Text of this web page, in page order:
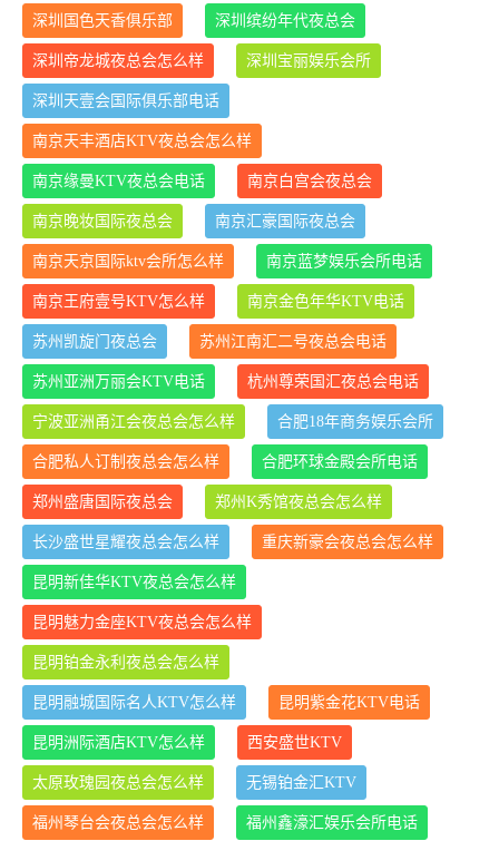
深圳国色天香俱乐部 深圳缤纷年代夜总会
深圳帝龙城夜总会怎么样 深圳宝丽娱乐会所
深圳天壹会国际俱乐部电话
南京天丰酒店KTV夜总会怎么样
南京缘曼KTV夜总会电话 南京白宫会夜总会
南京晚妆国际夜总会 南京汇豪国际夜总会
南京天京国际ktv会所怎么样 南京蓝梦娱乐会所电话
南京王府壹号KTV怎么样 南京金色年华KTV电话
苏州凯旋门夜总会 苏州江南汇二号夜总会电话
苏州亚洲万丽会KTV电话 杭州尊荣国汇夜总会电话
宁波亚洲甬江会夜总会怎么样 合肥18年商务娱乐会所
合肥私人订制夜总会怎么样 合肥环球金殿会所电话
郑州盛唐国际夜总会 郑州K秀馆夜总会怎么样
长沙盛世星耀夜总会怎么样 重庆新豪会夜总会怎么样
昆明新佳华KTV夜总会怎么样
昆明魅力金座KTV夜总会怎么样
昆明铂金永利夜总会怎么样
昆明融城国际名人KTV怎么样 昆明紫金花KTV电话
昆明洲际酒店KTV怎么样 西安盛世KTV
太原玫瑰园夜总会怎么样 无锡铂金汇KTV
福州琴台会夜总会怎么样 福州鑫濠汇娱乐会所电话